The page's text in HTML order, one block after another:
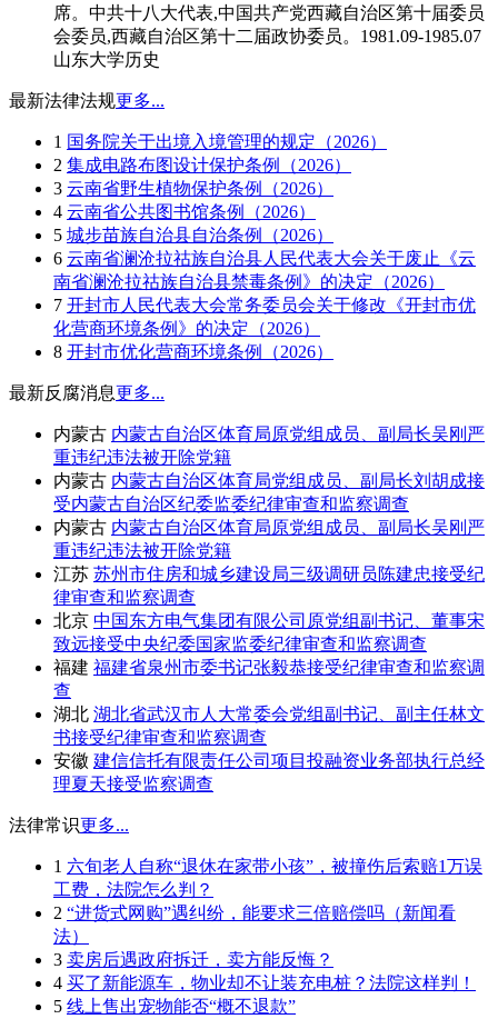
席。中共十八大代表,中国共产党西藏自治区第十届委员
会委员,西藏自治区第十二届政协委员。1981.09-1985.07
山东大学历史
最新法律法规更多...
1 国务院关于出境入境管理的规定（2026）
2 集成电路布图设计保护条例（2026）
3 云南省野生植物保护条例（2026）
4 云南省公共图书馆条例（2026）
5 城步苗族自治县自治条例（2026）
6 云南省澜沧拉祜族自治县人民代表大会关于废止《云
南省澜沧拉祜族自治县禁毒条例》的决定（2026）
7 开封市人民代表大会常务委员会关于修改《开封市优
化营商环境条例》的决定（2026）
8 开封市优化营商环境条例（2026）
最新反腐消息更多...
内蒙古 内蒙古自治区体育局原党组成员、副局长吴刚严
重违纪违法被开除党籍
内蒙古 内蒙古自治区体育局党组成员、副局长刘胡成接
受内蒙古自治区纪委监委纪律审查和监察调查
内蒙古 内蒙古自治区体育局原党组成员、副局长吴刚严
重违纪违法被开除党籍
江苏 苏州市住房和城乡建设局三级调研员陈建忠接受纪
律审查和监察调查
北京 中国东方电气集团有限公司原党组副书记、董事宋
致远接受中央纪委国家监委纪律审查和监察调查
福建 福建省泉州市委书记张毅恭接受纪律审查和监察调
查
湖北 湖北省武汉市人大常委会党组副书记、副主任林文
书接受纪律审查和监察调查
安徽 建信信托有限责任公司项目投融资业务部执行总经
理夏天接受监察调查
法律常识更多...
1 六旬老人自称“退休在家带小孩”，被撞伤后索赔1万误
工费，法院怎么判？
2 “进货式网购”遇纠纷，能要求三倍赔偿吗（新闻看
法）
3 卖房后遇政府拆迁，卖方能反悔？
4 买了新能源车，物业却不让装充电桩？法院这样判！
5 线上售出宠物能否“概不退款”